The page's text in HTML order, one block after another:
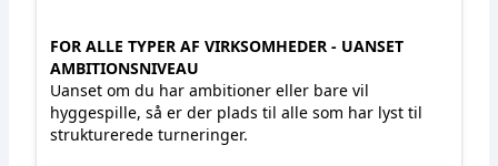
FOR ALLE TYPER AF VIRKSOMHEDER - UANSET
AMBITIONSNIVEAU
Uanset om du har ambitioner eller bare vil
hyggespille, så er der plads til alle som har lyst til
strukturerede turneringer.